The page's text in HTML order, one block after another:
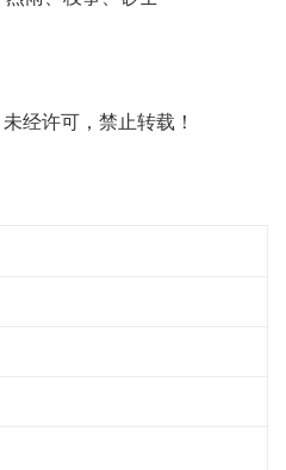
经许可，禁止转载！